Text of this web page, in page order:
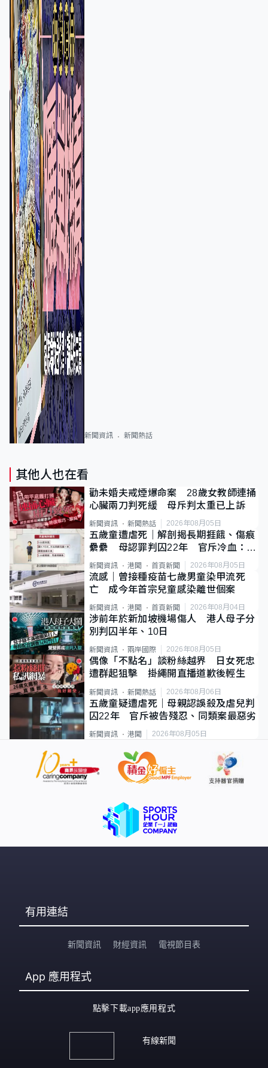
新聞資訊 新聞熱話
其他人也在看
勸未婚夫戒煙爆命案 28歲女教師連捅
心臟兩刀判死緩 母斥判太重已上訴
新聞資訊 新聞熱話 2026年08月05日
五歲童遭虐死｜解剖揭長期捱餓、傷痕
纍纍 母認罪判囚22年 官斥冷血：同
類案最惡劣
新聞資訊 港聞 首頁新聞 2026年08月05日
流感｜曾接種疫苗七歲男童染甲流死
亡 成今年首宗兒童感染離世個案
新聞資訊 港聞 首頁新聞 2026年08月04日
涉前年於新加坡機場傷人 港人母子分
別判囚半年、10日
新聞資訊 兩岸國際 2026年08月05日
偶像「不點名」談粉絲越界 日女死忠
遭群起狙擊 掛繩開直播道歉後輕生
新聞資訊 新聞熱話 2026年08月06日
五歲童疑遭虐死｜母親認誤殺及虐兒判
囚22年 官斥被告殘忍、同類案最惡劣
新聞資訊 港聞 2026年08月05日
有用連結
新聞資訊 財經資訊 電視節目表
App 應用程式
點擊下載app應用程式
有線新聞